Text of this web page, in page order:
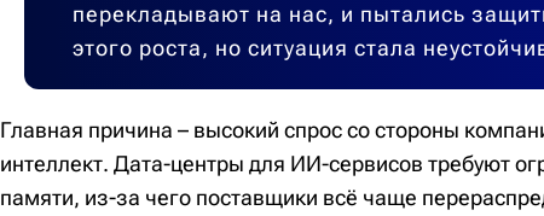
перекладывают на нас, и пытались
этого роста, но ситуация стала
Главная причина – высокий спрос со стороны
интеллект. Дата-центры для ИИ-сервисов требуют
памяти, из-за чего поставщики всё чаще